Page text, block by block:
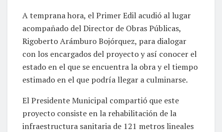
A temprana hora, el Primer Edil acudió al lugar
acompañado del Director de Obras Públicas,
Rigoberto Arámburo Bojórquez, para dialogar
con los encargados del proyecto y así conocer el
estado en el que se encuentra la obra y el tiempo
estimado en el que podría llegar a culminarse.
El Presidente Municipal compartió que este
proyecto consiste en la rehabilitación de la
infraestructura sanitaria de 121 metros lineales